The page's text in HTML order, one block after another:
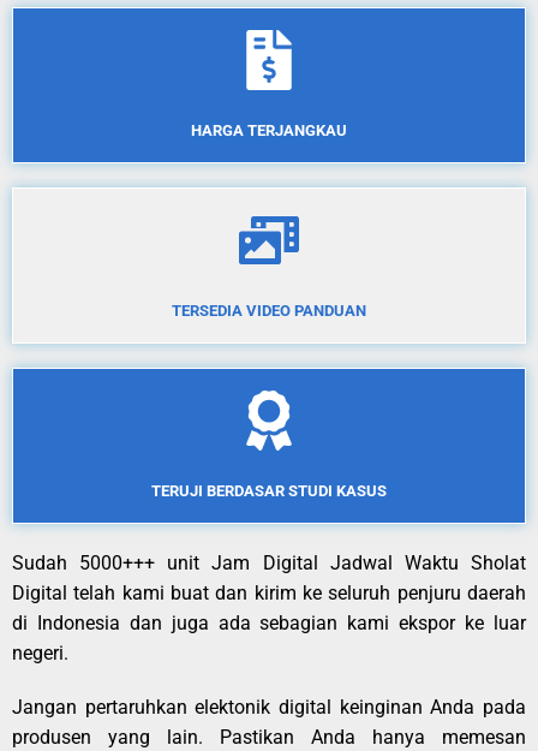
HARGA TERJANGKAU
TERSEDIA VIDEO PANDUAN
TERUJI BERDASAR STUDI KASUS
Sudah 5000+++ unit Jam Digital Jadwal Waktu Sholat
Digital telah kami buat dan kirim ke seluruh penjuru daerah
di Indonesia dan juga ada sebagian kami ekspor ke luar
negeri.
Jangan pertaruhkan elektonik digital keinginan Anda pada
produsen yang lain. Pastikan Anda hanya memesan